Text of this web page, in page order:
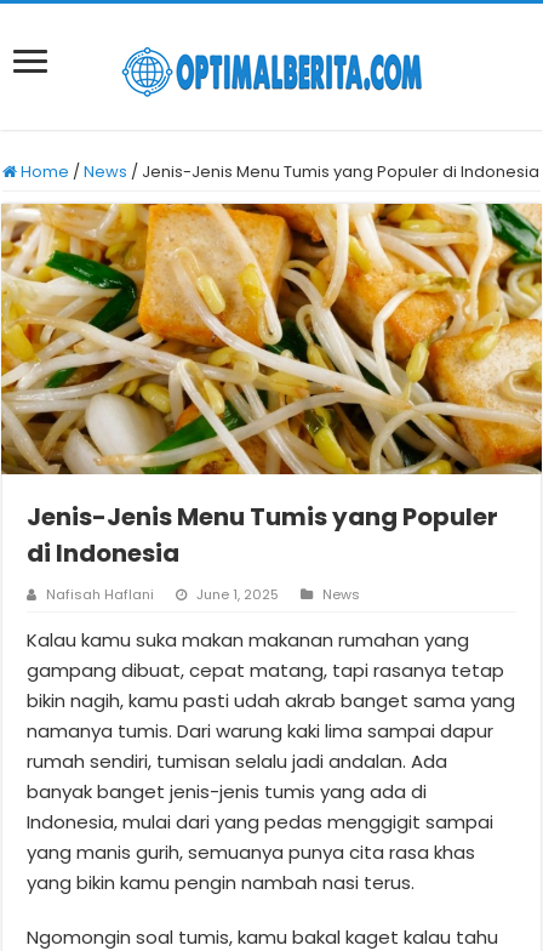
Home /News / Jenis-Jenis Menu Tumis yang Populer di Indonesia
Jenis-Jenis Menu Tumis yang Populer
di Indonesia
Nafisah Haflani June 1, 2025 News
Kalau kamu suka makan makanan rumahan yang
gampang dibuat, cepat matang, tapi rasanya tetap
bikin nagih, kamu pasti udah akrab banget sama yang
namanya tumis. Dari warung kaki lima sampai dapur
rumah sendiri, tumisan selalu jadi andalan. Ada
banyak banget jenis-jenis tumis yang ada di
Indonesia, mulai dari yang pedas menggigit sampai
yang manis gurih, semuanya punya cita rasa khas
yang bikin kamu pengin nambah nasi terus.
Ngomongin soal tumis, kamu bakal kaget kalau tahu